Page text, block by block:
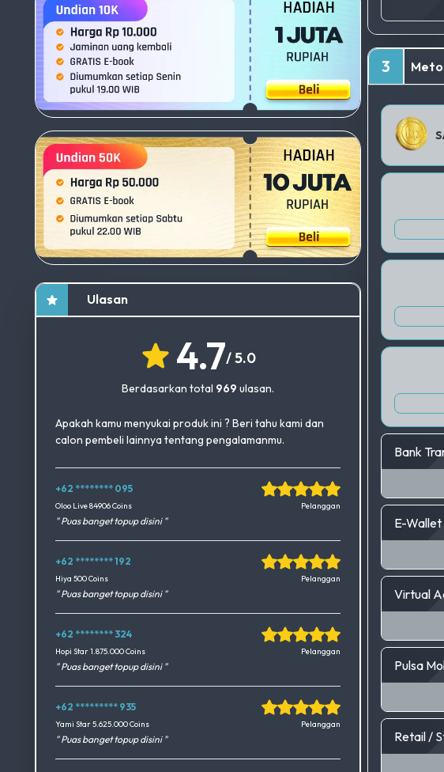
Ulasan
4.7/ 5.0
Berdasarkan total 969 ulasan.
Apakah kamu menyukai produk ini ? Beri tahu kami dan
calon pembeli lainnya tentang pengalamanmu.
+62 ******** 095
Okedimers Group INC
Oloo Live 84906 Coins Pelanggan
" Puas banget topup disini "
+62 ******** 192
Okedimers Group INC
Hiya 500 Coins Pelanggan
" Puas banget topup disini "
+62 ******** 324
Okedimers Group INC
Hopi Star 1.875.000 Coins Pelanggan
" Puas banget topup disini "
+62 ********* 935
Okedimers Group INC
Yami Star 5.625.000 Coins Pelanggan
" Puas banget topup disini "
3
Bank
E-Wallet
Virtual
Pulsa
Retail /